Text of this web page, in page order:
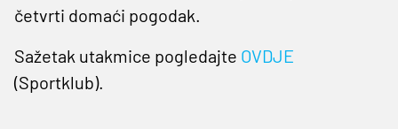
četvrti domaći pogodak.
Sažetak utakmice pogledajte OVDJE
(Sportklub).